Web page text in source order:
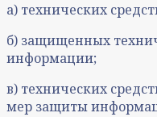
а) технических
б) защищенных
информации;
в) технических
мер защиты